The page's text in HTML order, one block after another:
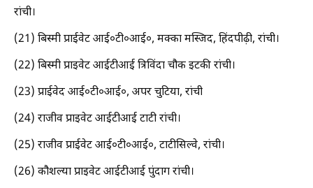
रांची।
(21) बिस्मी प्राईवेट आई०टी०आई०, मक्का मस्जिद, हिंदपीढ़ी, रांची।
(22) बिस्मी प्राइवेट आईटीआई त्रिविंदा चौक इटकी रांची।
(23) प्राईवेद आई०टी०आई०, अपर चुटिया, रांची
(24) राजीव प्राइवेट आईटीआई टाटी रांची।
(25) राजीव प्राईवेट आई०टी०आई०, टाटीसिल्वे, रांची।
(26) कौशल्या प्राइवेट आईटीआई पुंदाग रांची।